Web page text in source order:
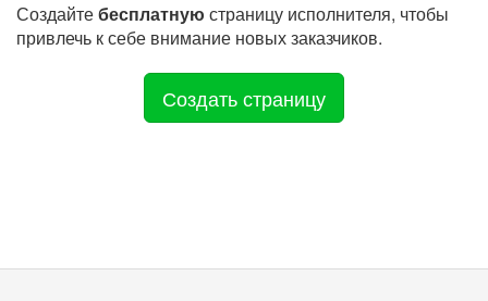
Создайтебесплатную страницу исполнителя, чтобы
привлечь к себе внимание новых заказчиков.
Создать страницу